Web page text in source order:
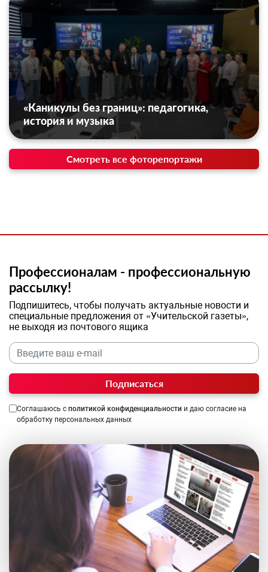
«Каникулы без границ»: педагогика,
история и музыка
Смотреть все фоторепортажи
Профессионалам - профессиональную
рассылку!
Подпишитесь, чтобы получать актуальные новости и
специальные предложения от «Учительской газеты»,
не выходя из почтового ящика
Подписаться
Соглашаюсь с политикой конфиденциальности и даю согласие на
обработку персональных данных